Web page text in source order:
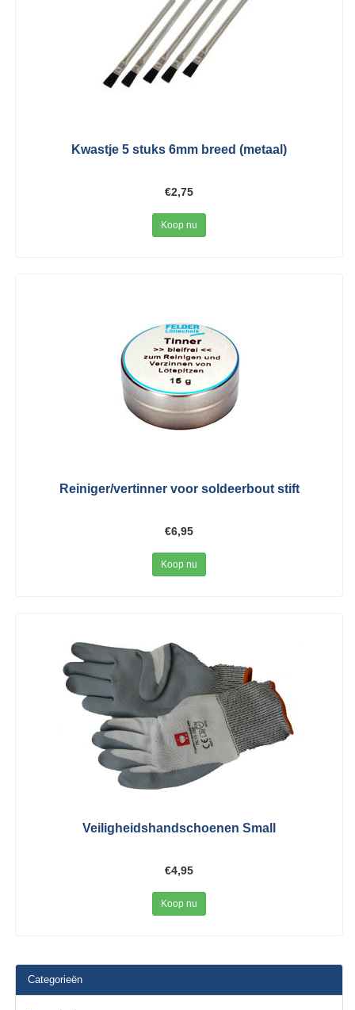
Kwastje 5 stuks 6mm breed (metaal)
€2,75
Koop nu
Reiniger/vertinner voor soldeerbout stift
€6,95
Koop nu
Veiligheidshandschoenen Small
€4,95
Koop nu
Categorieën